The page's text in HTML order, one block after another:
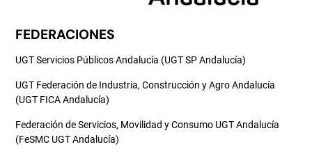
FEDERACIONES
UGT Servicios Públicos Andalucía (UGT SP Andalucía)
UGT Federación de Industria, Construcción y Agro Andalucía
(UGT FICA Andalucía)
Federación de Servicios, Movilidad y Consumo UGT Andalucía
(FeSMC UGT Andalucía)